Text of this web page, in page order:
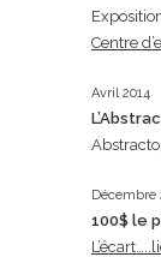
Centre
Avril 2014
Décembre
100$ le